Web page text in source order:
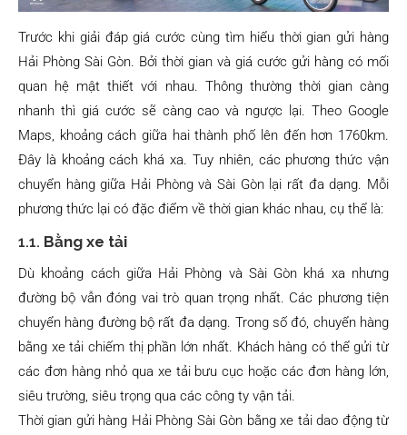
Trước khi giải đáp giá cước cùng tìm hiểu thời gian gửi hàng
Hải Phòng Sài Gòn. Bởi thời gian và giá cước gửi hàng có mối
quan hệ mật thiết với nhau. Thông thường thời gian càng
nhanh thì giá cước sẽ càng cao và ngược lại. Theo Google
Maps, khoảng cách giữa hai thành phố lên đến hơn 1760km.
Đây là khoảng cách khá xa. Tuy nhiên, các phương thức vận
chuyển hàng giữa Hải Phòng và Sài Gòn lại rất đa dạng. Mỗi
phương thức lại có đặc điểm về thời gian khác nhau, cụ thể là:
1.1. Bằng xe tải
Dù khoảng cách giữa Hải Phòng và Sài Gòn khá xa nhưng
đường bộ vẫn đóng vai trò quan trọng nhất. Các phương tiện
chuyển hàng đường bộ rất đa dạng. Trong số đó, chuyển hàng
bằng xe tải chiếm thị phần lớn nhất. Khách hàng có thể gửi từ
các đơn hàng nhỏ qua xe tải bưu cục hoặc các đơn hàng lớn,
siêu trường, siêu trọng qua các công ty vận tải.
Thời gian gửi hàng Hải Phòng Sài Gòn bằng xe tải dao động từ